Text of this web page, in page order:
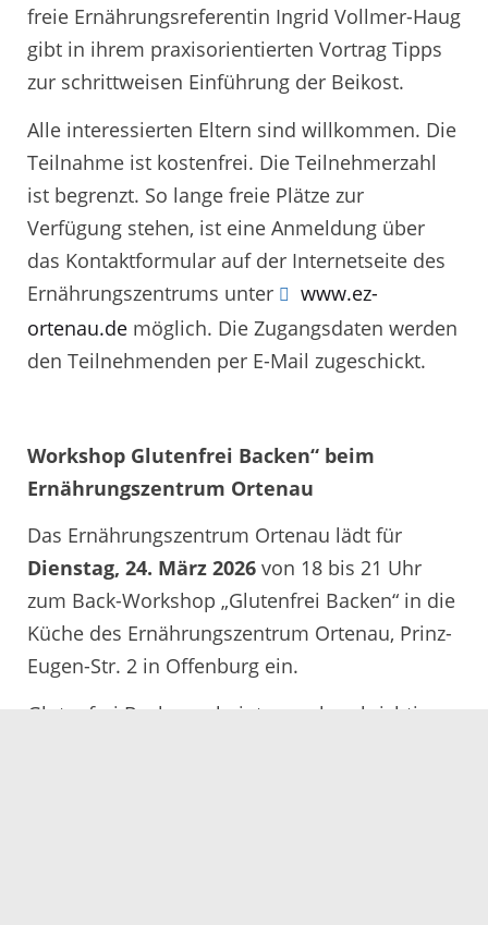
freie Ernährungsreferentin Ingrid Vollmer-Haug
gibt in ihrem praxisorientierten Vortrag Tipps
zur schrittweisen Einführung der Beikost.
Alle interessierten Eltern sind willkommen. Die
Teilnahme ist kostenfrei. Die Teilnehmerzahl
ist begrenzt. So lange freie Plätze zur
Verfügung stehen, ist eine Anmeldung über
das Kontaktformular auf der Internetseite des
Ernährungszentrums unter
www.ez-
ortenau.de möglich. Die Zugangsdaten werden
den Teilnehmenden per E-Mail zugeschickt.
Workshop Glutenfrei Backen“ beim
Ernährungszentrum Ortenau
Das Ernährungszentrum Ortenau lädt für
Dienstag, 24. März 2026 von 18 bis 21 Uhr
zum Back-Workshop „Glutenfrei Backen“ in die
Küche des Ernährungszentrum Ortenau, Prinz-
Eugen-Str. 2 in Offenburg ein.
Glutenfrei Backen scheint manchmal richtig